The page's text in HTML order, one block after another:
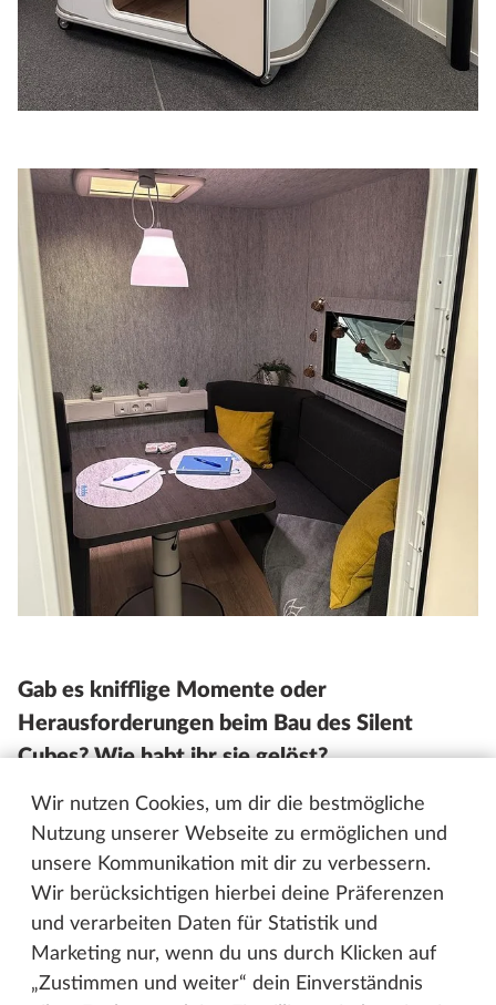
Wir nutzen Cookies, um dir die bestmögliche
Nutzung unserer Webseite zu ermöglichen und
unsere Kommunikation mit dir zu verbessern.
Wir berücksichtigen hierbei deine Präferenzen
und verarbeiten Daten für Statistik und
Marketing nur, wenn du uns durch Klicken auf
„Zustimmen und weiter“ dein Einverständnis
Gab es knifflige Momente oder
Herausforderungen beim Bau des Silent
Cubes? Wie habt ihr sie gelöst?
Beim Bau des Silent Cubes gab es tatsächlich einige
knifflige Herausforderungen. Eine der ersten war
die Bestimmung der richtigen Größe. Der Cube
sollte ja in den Besprechungsraum passen, aber
gleichzeitig mussten wir sicherstellen, dass er durch
die Tür transportiert werden kann. Nach einigen
Überlegungen haben wir uns für eine Größe von 2 x